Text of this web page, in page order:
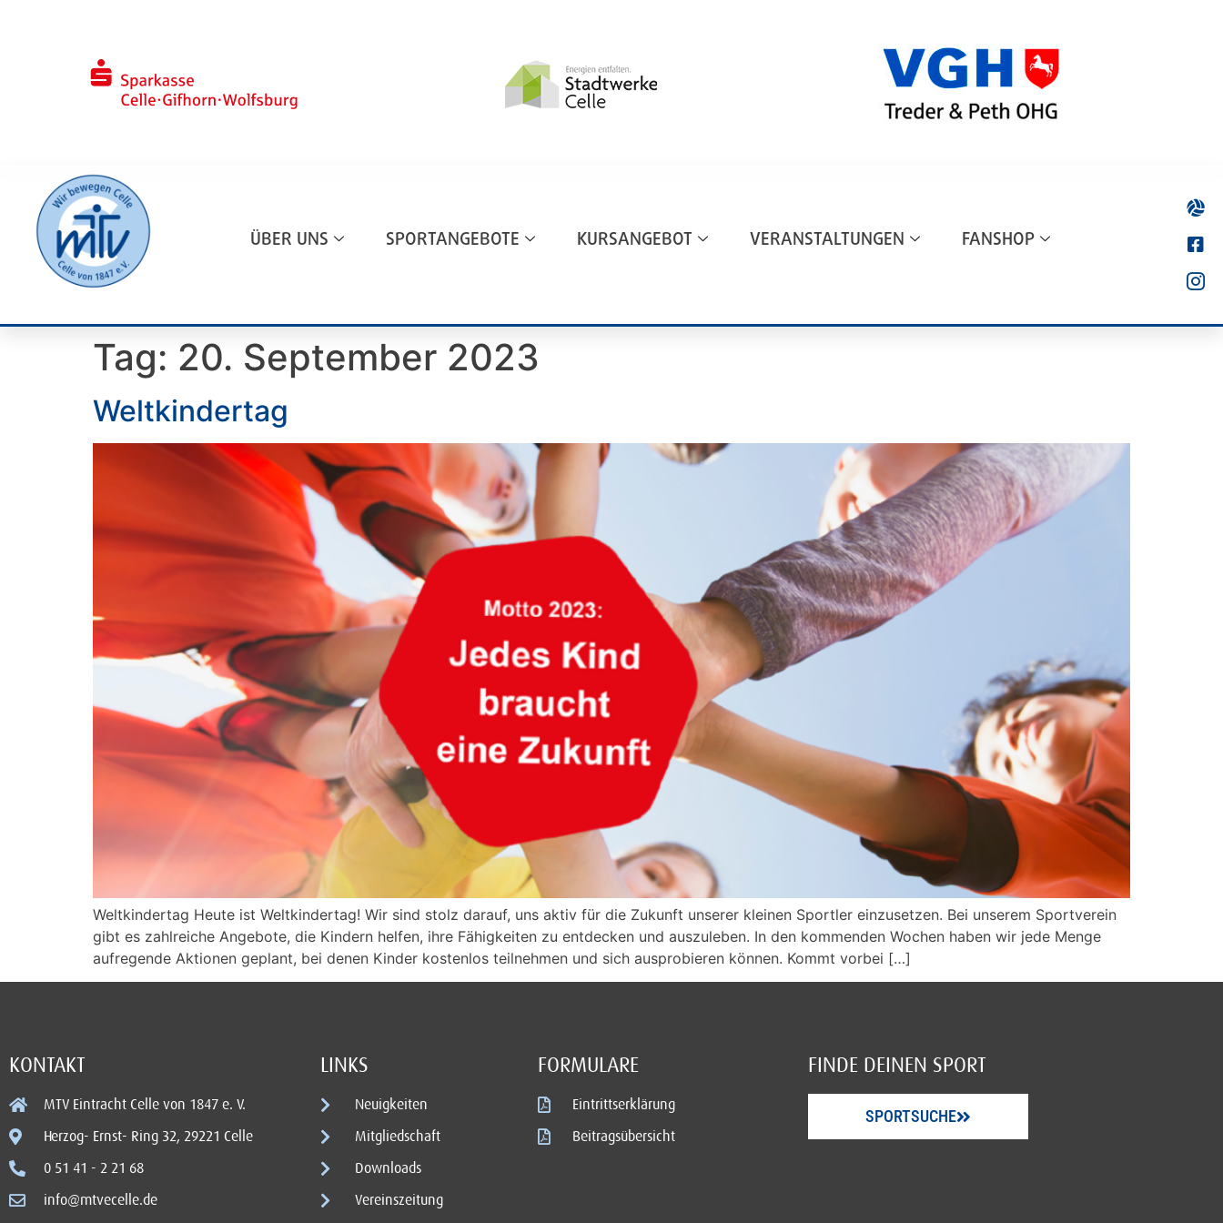
ÜBER UNS SPORTANGEBOTE KURSANGEBOT VERANSTALTUNGEN FANSHOP
Tag: 20. September 2023
Weltkindertag
Weltkindertag Heute ist Weltkindertag! Wir sind stolz darauf, uns aktiv für die Zukunft unserer kleinen Sportler einzusetzen. Bei unserem Sportverein
gibt es zahlreiche Angebote, die Kindern helfen, ihre Fähigkeiten zu entdecken und auszuleben. In den kommenden Wochen haben wir jede Menge
aufregende Aktionen geplant, bei denen Kinder kostenlos teilnehmen und sich ausprobieren können. Kommt vorbei […]
KONTAKT
MTV Eintracht Celle von 1847 e. V.
Herzog- Ernst- Ring 32, 29221 Celle
0 51 41 - 2 21 68
info@mtvecelle.de
LINKS
Neuigkeiten
Mitgliedschaft
Downloads
Vereinszeitung
FORMULARE
Eintrittserklärung
Beitragsübersicht
FINDE DEINEN SPORT
SPORTSUCHE